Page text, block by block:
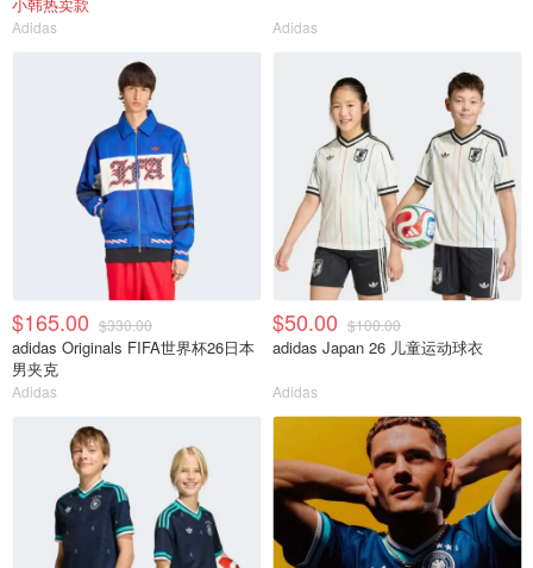
Adidas Adidas
$165.00 $330.00
adidas Originals FIFA世界杯26日本
男夹克
Adidas
$50.00 $100.00
adidas Japan 26 儿童运动球衣
Adidas